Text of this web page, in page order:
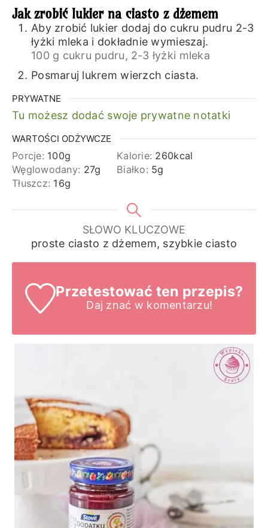
Jak zrobić lukier na ciasto z dżemem
Aby zrobić lukier dodaj do cukru pudru 2-3
łyżki mleka i dokładnie wymieszaj.
100 g cukru pudru, 2-3 łyżki mleka
Posmaruj lukrem wierzch ciasta.
PRYWATNE
Tu możesz dodać swoje prywatne notatki
WARTOŚCI ODŻYWCZE
Porcje: 100g Kalorie: 260kcal
Węglowodany: 27g Białko: 5g
Tłuszcz: 16g
SŁOWO KLUCZOWE
proste ciasto z dżemem, szybkie ciasto
Przetestować ten przepis?
Daj znać w komentarzu!